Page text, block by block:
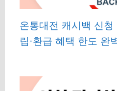
온통대전 캐시백 신청
립·환급 혜택 한도 완